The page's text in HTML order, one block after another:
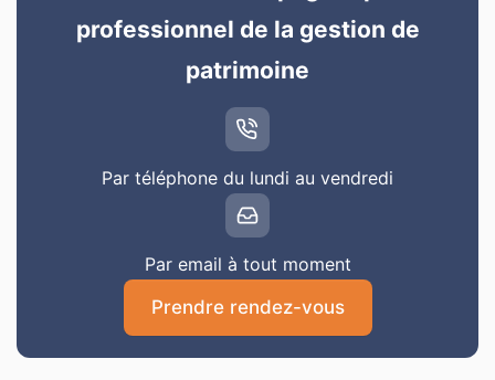
professionnel de la gestion de
patrimoine
Par téléphone du lundi au vendredi
Par email à tout moment
Prendre rendez-vous